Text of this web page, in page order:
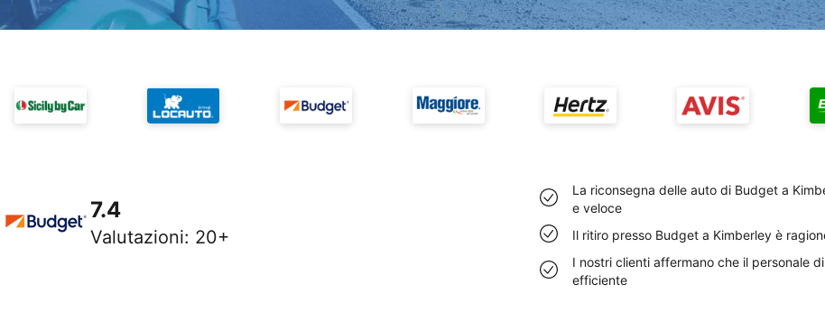
7.4
Valutazioni: 20+
La riconsegna delle auto di Budget a
e veloce
Il ritiro presso Budget a Kimberley è
I nostri clienti affermano che il personale
efficiente